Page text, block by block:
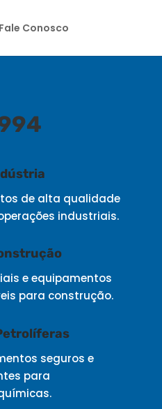
Fale Conosco
de alta qualidade
industriais.
e equipamentos
para construção.
seguros e
para